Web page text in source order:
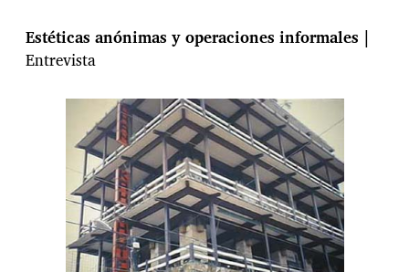
Estéticas anónimas y operaciones informales |
Entrevista